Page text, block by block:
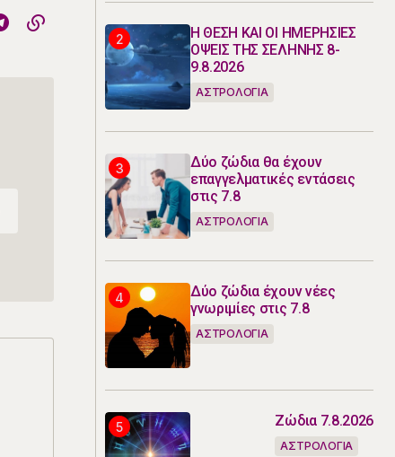
Η ΘΕΣΗ ΚΑΙ ΟΙ ΗΜΕΡΗΣΙΕΣ
ΟΨΕΙΣ ΤΗΣ ΣΕΛΗΝΗΣ 8-
9.8.2026
ΑΣΤΡΟΛΟΓΙΑ
Δύο ζώδια θα έχουν
επαγγελματικές εντάσεις
στις 7.8
ΑΣΤΡΟΛΟΓΙΑ
Δύο ζώδια έχουν νέες
γνωριμίες στις 7.8
ΑΣΤΡΟΛΟΓΙΑ
Ζώδια 7.8.2026
ΑΣΤΡΟΛΟΓΙΑ